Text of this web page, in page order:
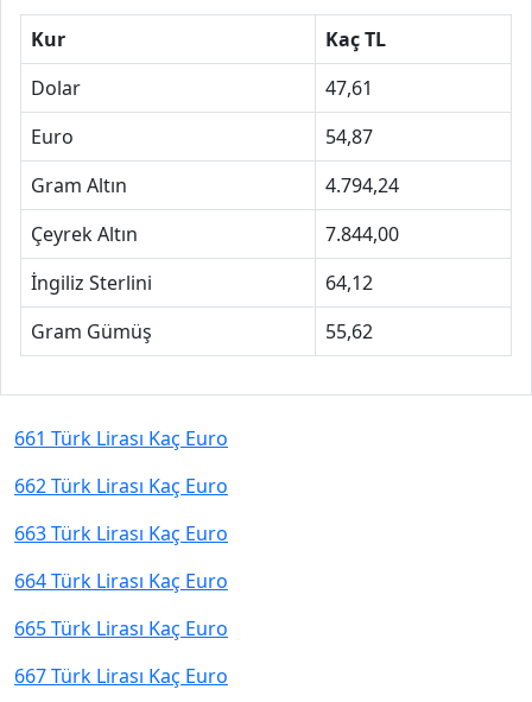
Kur
Kaç TL
Dolar
47,61
Euro
54,87
Gram Altın
4.794,24
Çeyrek Altın
7.844,00
İngiliz Sterlini
64,12
Gram Gümüş
55,62
661 Türk Lirası Kaç Euro
662 Türk Lirası Kaç Euro
663 Türk Lirası Kaç Euro
664 Türk Lirası Kaç Euro
665 Türk Lirası Kaç Euro
667 Türk Lirası Kaç Euro